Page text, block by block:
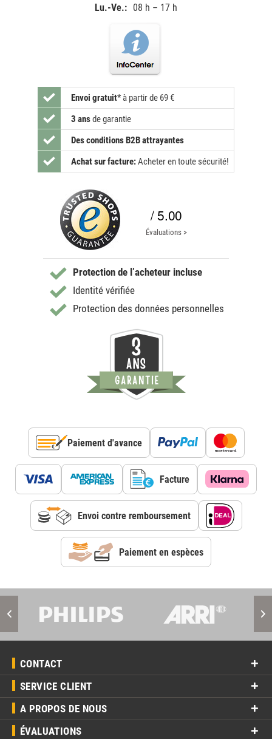
Lu.-Ve.: 08 h – 17 h
Envoi gratuit* à partir de 69 €
3 ansde garantie
Des conditions B2B attrayantes
Achat sur facture:Acheter en toute sécurité!
/ 5.00
Évaluations >
Protection de l’acheteur incluse
Identité vérifiée
Protection des données personnelles
Paiement d'avance
Facture
Envoi contre remboursement
Paiement en espèces
CONTACT
SERVICE CLIENT
A PROPOS DE NOUS
ÉVALUATIONS